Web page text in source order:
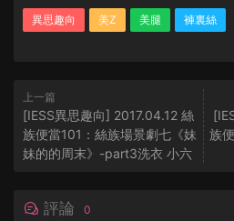
異思趣向 美Z 美腿 褲裏絲
上一篇
[IESS異思趣向] 2017.04.12 絲
族便當101：絲族場景劇七《妹
妹的的周末》-part3洗衣 小六
族
評論 0